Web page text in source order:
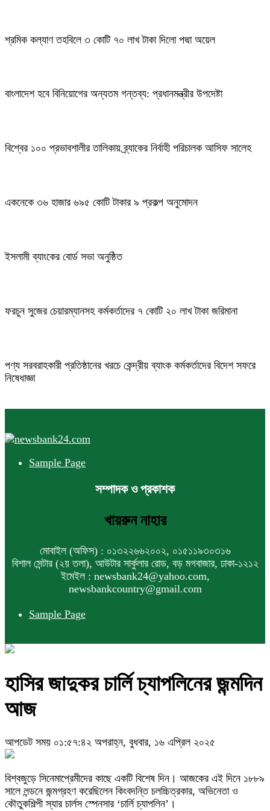
শ্রমিক কল্যাণ তহবিলে ৩ কোটি ৭০ লাখ টাকা দিলো পদ্মা অয়েল
বাংলাদেশ হবে বিনিয়োগের অন্যতম গন্তব্য: প্রধানমন্ত্রীর উপদেষ্টা
বিশ্বের ১০০ প্রভাবশালীর তালিকায় ব্র্যাকের নির্বাহী পরিচালক আসিফ সালেহ
একনেকে ৩৬ হাজার ৬৯৫ কোটি টাকার ৯ প্রকল্প অনুমোদন
ইসলামী ব্যাংকের বোর্ড সভা অনুষ্ঠিত
ফরচুন সুজের চেয়ারম্যানসহ কর্মকর্তাদের ৭ কোটি ২০ লাখ টাকা জরিমানা
পণ্য সরবরাহকারী প্রতিষ্ঠানের খরচে কেন্দ্রীয় ব্যাংক কর্মকর্তাদের বিদেশ সফরে
নিষেধাজ্ঞা
Sample Page
সম্পাদক ও প্রকাশক
খায়রুন নাহার
মোবাইল (অফিস) : ০১৩২২৬৬২০০২, ০১৫১১৯৩০৩১৬
বিশাল সেন্টার (২য় তলা), আউটার সার্কুলার রোড, বড় মগবাজার, ঢাকা-১২১২
ইমেইল : newsbank24@yahoo.com,
newsbankcountry@gmail.com
Sample Page
হাসির জাদুকর চার্লি চ্যাপলিনের জন্মদিন
আজ
আপডেট সময় ০১:৫৭:৪২ অপরাহ্ন, বুধবার, ১৬ এপ্রিল ২০২৫
বিশ্বজুড়ে সিনেমাপ্রেমীদের কাছে একটি বিশেষ দিন। আজকের এই দিনে ১৮৮৯
সালে লন্ডনে জন্মগ্রহণ করেছিলেন কিংবদন্তি চলচ্চিত্রকার, অভিনেতা ও
কৌতুকশিল্পী স্যার চার্লস স্পেনসার ‘চার্লি চ্যাপলিন’।